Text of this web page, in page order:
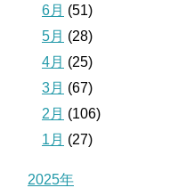
6月 (51)
5月 (28)
4月 (25)
3月 (67)
2月 (106)
1月 (27)
2025年